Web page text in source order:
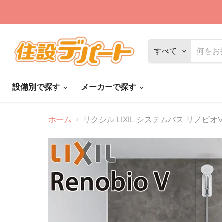
すべて
設備別で探す メーカーで探す
ホーム リクシル LIXIL システムバス リノビ